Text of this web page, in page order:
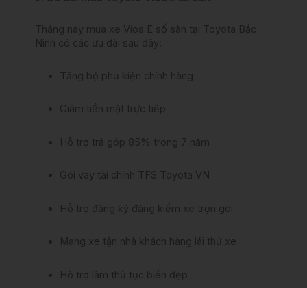
Tháng này mua xe Vios E số sàn tại Toyota Bắc
Ninh có các ưu đãi sau đây:
Tặng bộ phụ kiện chính hãng
Giảm tiền mặt trực tiếp
Hỗ trợ trả góp 85% trong 7 năm
Gói vay tài chính TFS Toyota VN
Hỗ trợ đăng ký đăng kiểm xe trọn gói
Mang xe tận nhà khách hàng lái thử xe
Hỗ trợ làm thủ tục biển đẹp